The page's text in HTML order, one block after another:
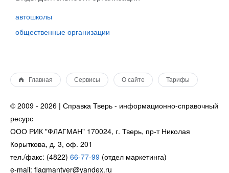
автошколы
общественные организации
Главная Сервисы О сайте Тарифы
© 2009 - 2026 | Справка Тверь - информационно-справочный
ресурс
ООО РИК "ФЛАГМАН" 170024, г. Тверь, пр-т Николая
Корыткова, д. 3, оф. 201
тел./факс: (4822) 66-77-99 (отдел маркетинга)
e-mail: flagmantver@yandex.ru